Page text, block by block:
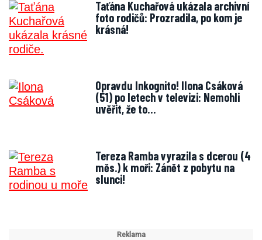
Taťána Kuchařová ukázala archivní
foto rodičů: Prozradila, po kom je
krásná!
Opravdu Inkognito! Ilona Csáková
(51) po letech v televizi: Nemohli
uvěřit, že to…
Tereza Ramba vyrazila s dcerou (4
měs.) k moři: Zánět z pobytu na
slunci!